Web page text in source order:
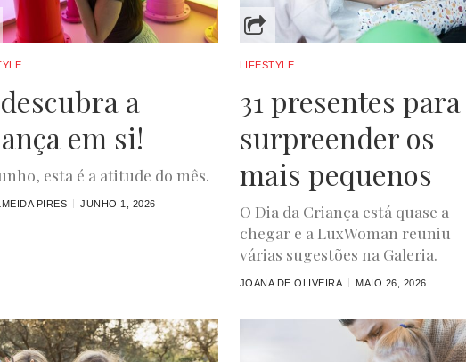
a
em si!
esta é a atitude do mês.
PIRES JUNHO 1, 2026
LIFESTYLE
31 presentes para
surpreender os
mais pequenos
O Dia da Criança está quase a
chegar e a LuxWoman reuniu
várias sugestões na Galeria.
JOANA DE OLIVEIRA MAIO 26, 2026